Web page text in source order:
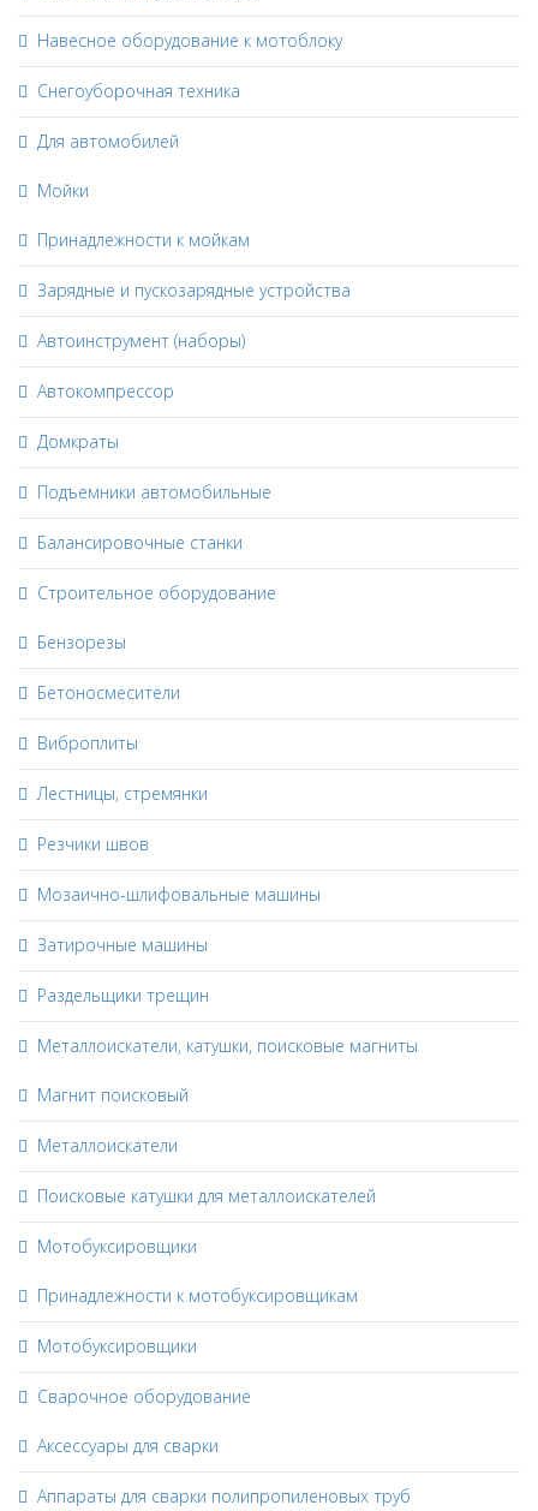
Навесное оборудование к мотоблоку
Снегоуборочная техника
Для автомобилей
Мойки
Принадлежности к мойкам
Зарядные и пускозарядные устройства
Автоинструмент (наборы)
Автокомпрессор
Домкраты
Подъемники автомобильные
Балансировочные станки
Строительное оборудование
Бензорезы
Бетоносмесители
Виброплиты
Лестницы, стремянки
Резчики швов
Мозаично-шлифовальные машины
Затирочные машины
Раздельщики трещин
Металлоискатели, катушки, поисковые магниты
Магнит поисковый
Металлоискатели
Поисковые катушки для металлоискателей
Мотобуксировщики
Принадлежности к мотобуксировщикам
Мотобуксировщики
Сварочное оборудование
Аксессуары для сварки
Аппараты для сварки полипропиленовых труб